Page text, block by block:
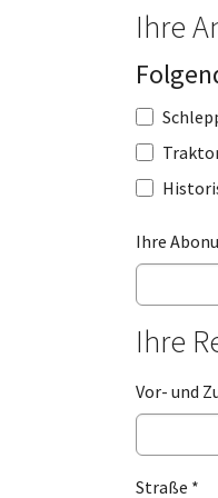
Ihre
Ihre
Ihre
Vor- und
Straße *